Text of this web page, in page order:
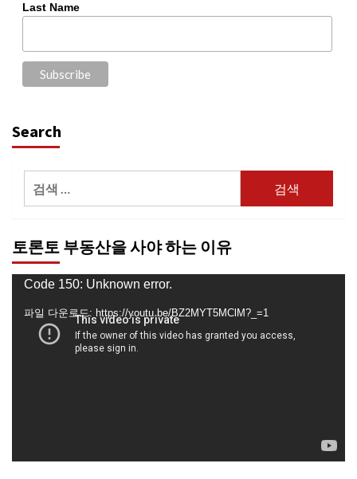
Last Name
Search
검
색:
토론토 부동산을 사야 하는 이유
동
영
Code 150: Unknown error.
파일 다운로드: https://youtu.be/BZ2MYT5MClM?_=1